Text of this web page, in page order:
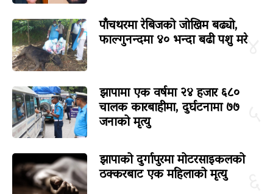
४
पाँचथरमा रेबिजको जोखिम बढ्यो,
फाल्गुनन्दमा ४० भन्दा बढी पशु मरे
झापामा एक वर्षमा २४ हजार ६८०
चालक कारबाहीमा, दुर्घटनामा ७७
जनाको मृत्यु
झापाको दुर्गापुरमा मोटरसाइकलको
ठक्करबाट एक महिलाको मृत्यु